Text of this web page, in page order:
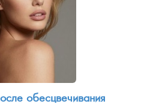
обесцвечивания